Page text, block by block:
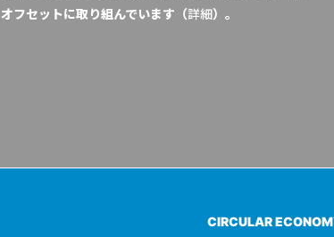
オフセットに取り組んでいます（詳細）。
CIRCULAR